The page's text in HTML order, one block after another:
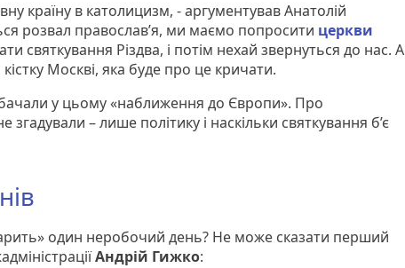
країну в католицизм, - аргументував Анатолій
розвал православ’я, ми маємо попросити церкви
святкування Різдва, і потім нехай звернуться до нас. А
Москві, яка буде про це кричати.
у цьому «наближення до Європи». Про
згадували – лише політику і наскільки святкування б’є
один неробочий день? Не може сказати перший
Андрій Гижко: